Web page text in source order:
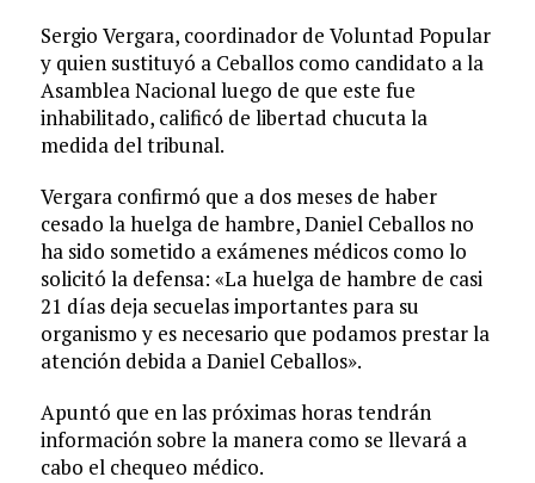
Sergio Vergara, coordinador de Voluntad Popular
y quien sustituyó a Ceballos como candidato a la
Asamblea Nacional luego de que este fue
inhabilitado, calificó de libertad chucuta la
medida del tribunal.
Vergara confirmó que a dos meses de haber
cesado la huelga de hambre, Daniel Ceballos no
ha sido sometido a exámenes médicos como lo
solicitó la defensa: «La huelga de hambre de casi
21 días deja secuelas importantes para su
organismo y es necesario que podamos prestar la
atención debida a Daniel Ceballos».
Apuntó que en las próximas horas tendrán
información sobre la manera como se llevará a
cabo el chequeo médico.